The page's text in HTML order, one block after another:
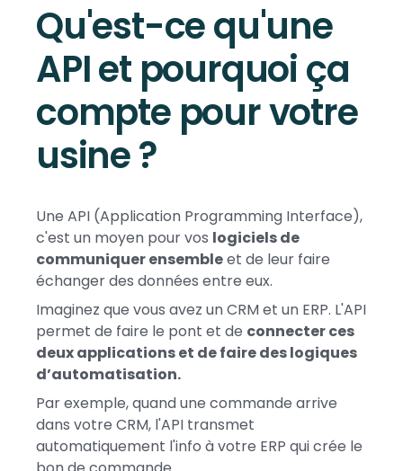
Qu'est-ce qu'une
API et pourquoi ça
compte pour votre
usine ?
Une API (Application Programming Interface),
c'est un moyen pour vos logiciels de
communiquer ensembleet de leur faire
échanger des données entre eux.
Imaginez que vous avez un CRM et un ERP. L'API
permet de faire le pont et de connecter ces
deux applications et de faire des logiques
d’automatisation.
Par exemple, quand une commande arrive
dans votre CRM, l'API transmet
automatiquement l'info à votre ERP qui crée le